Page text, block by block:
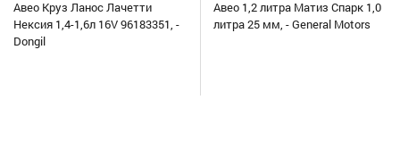
Авео Круз Ланос Лачетти
Нексия 1,4-1,6л 16V 96183351, -
Dongil
Авео 1,2 литра Матиз Спарк 1,0
литра 25 мм, - General Motors